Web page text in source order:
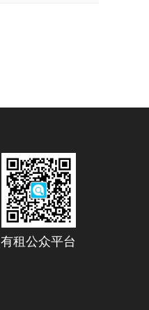
有租公众平台